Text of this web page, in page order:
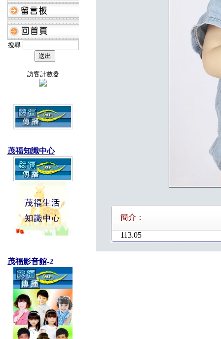
搜尋
訪客計數器
茂福知識中心
茂福影音館-2
簡介：
113.05